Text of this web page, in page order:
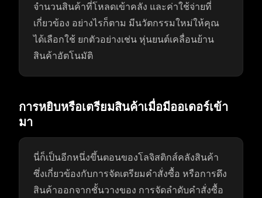
จำนวนสินค้าที่โหลดเข้าคลัง และค่าใช้จ่ายที่
เกี่ยวข้อง อย่างไรก็ตาม มีนวัตกรรมใหม่ให้คุณ
ได้เลือกใช้ ยกตัวอย่างเช่น หุ่นยนต์เคลื่อนย้าน
สินค้าอัตโนมัติ
การหยิบหรือเตรียมสินค้าเมื่อมีออเดอร์เข้า
มา
นี่ก็เป็นอีกหนึ่งขึ้นตอนของโลจิสติกส์คลังสินค้า
ซึ่งเกี่ยวข้องกับการจัดเตรียมคำสั่งซื้อ หรือการดึง
สินค้าออกจากชั้นวางของ การจัดลำดับคำสั่งซื้อ